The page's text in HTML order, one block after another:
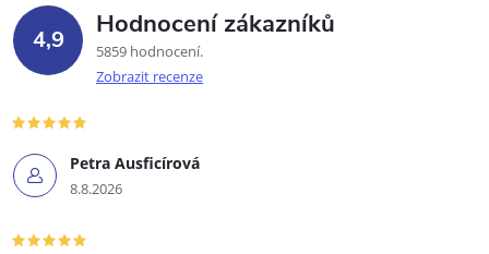
4,9 Hodnocení zákazníků
5859 hodnocení
Zobrazit recenze
Petra Ausficírová
8.8.2026